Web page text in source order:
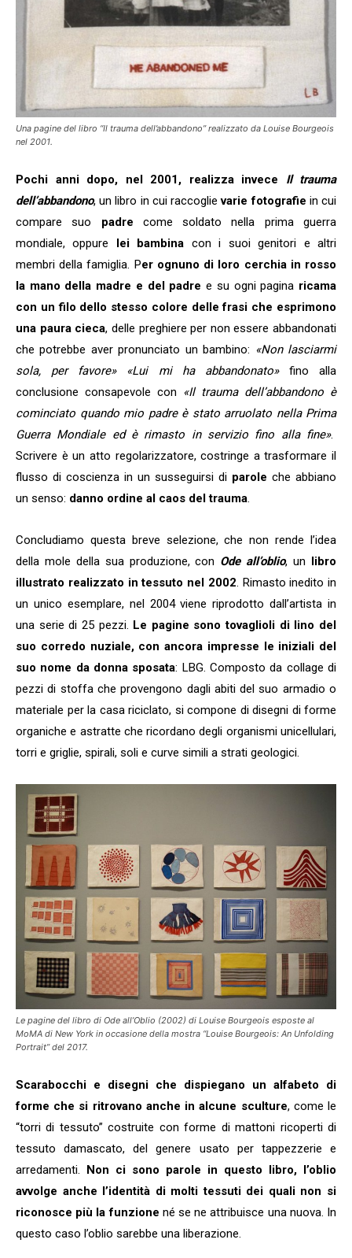
Una pagine del libro “Il trauma dell’abbandono” realizzato da Louise Bourgeois
nel 2001.
Pochi anni dopo, nel 2001, realizza invece Il trauma
dell’abbandono, un libro in cui raccoglie varie fotografie in cui
compare suo padre come soldato nella prima guerra
mondiale, oppure
lei bambina con i suoi genitori e altri
membri della famiglia. Per ognuno di loro cerchia in rosso
la mano della madre e del padre e su ogni pagina ricama
con un filo dello stesso colore delle frasi che esprimono
una paura cieca, delle preghiere per non essere abbandonati
che potrebbe aver pronunciato un bambino: «Non lasciarmi
sola, per favore» «Lui mi ha abbandonato»fino alla
conclusione consapevole con «Il trauma dell’abbandono è
cominciato quando mio padre è stato arruolato nella Prima
Guerra Mondiale ed è rimasto in servizio fino alla fine».
Scrivere è un atto regolarizzatore, costringe a trasformare il
flusso di coscienza in un susseguirsi di parole che abbiano
un senso: danno ordine al caos del trauma.
Concludiamo questa breve selezione, che non rende l’idea
della mole della sua produzione, con Ode all’oblio, un
libro
illustrato realizzato in tessuto nel 2002. Rimasto inedito in
un unico esemplare, nel 2004 viene riprodotto dall’artista in
una serie di 25 pezzi. Le pagine sono tovaglioli di lino del
suo corredo nuziale, con ancora impresse le iniziali del
suo nome da donna sposata: LBG. Composto da collage di
pezzi di stoffa che provengono dagli abiti del suo armadio o
materiale per la casa riciclato, si compone di disegni di forme
organiche e astratte che ricordano degli organismi unicellulari,
torri e griglie, spirali, soli e curve simili a strati geologici.
Le pagine del libro di Ode all’Oblio (2002) di Louise Bourgeois esposte al
MoMA di New York in occasione della mostra “Louise Bourgeois: An Unfolding
Portrait” del 2017.
Scarabocchi e disegni che dispiegano un alfabeto di
forme che si ritrovano anche in alcune sculture, come le
“torri di tessuto” costruite con forme di mattoni ricoperti di
tessuto damascato, del genere usato per tappezzerie e
arredamenti. Non ci sono parole in questo libro, l’oblio
avvolge anche l’identità di molti tessuti dei quali non si
riconosce più la funzione né se ne attribuisce una nuova. In
questo caso l’oblio sarebbe una liberazione.